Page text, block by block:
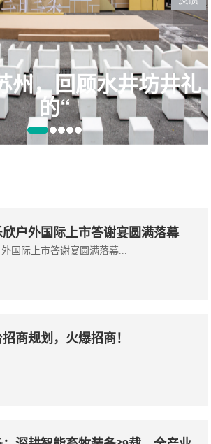
列车，普通的外表
却承
户外国际上市答谢宴圆满落幕
国际上市答谢宴圆满落幕...
商规划，火爆招商！